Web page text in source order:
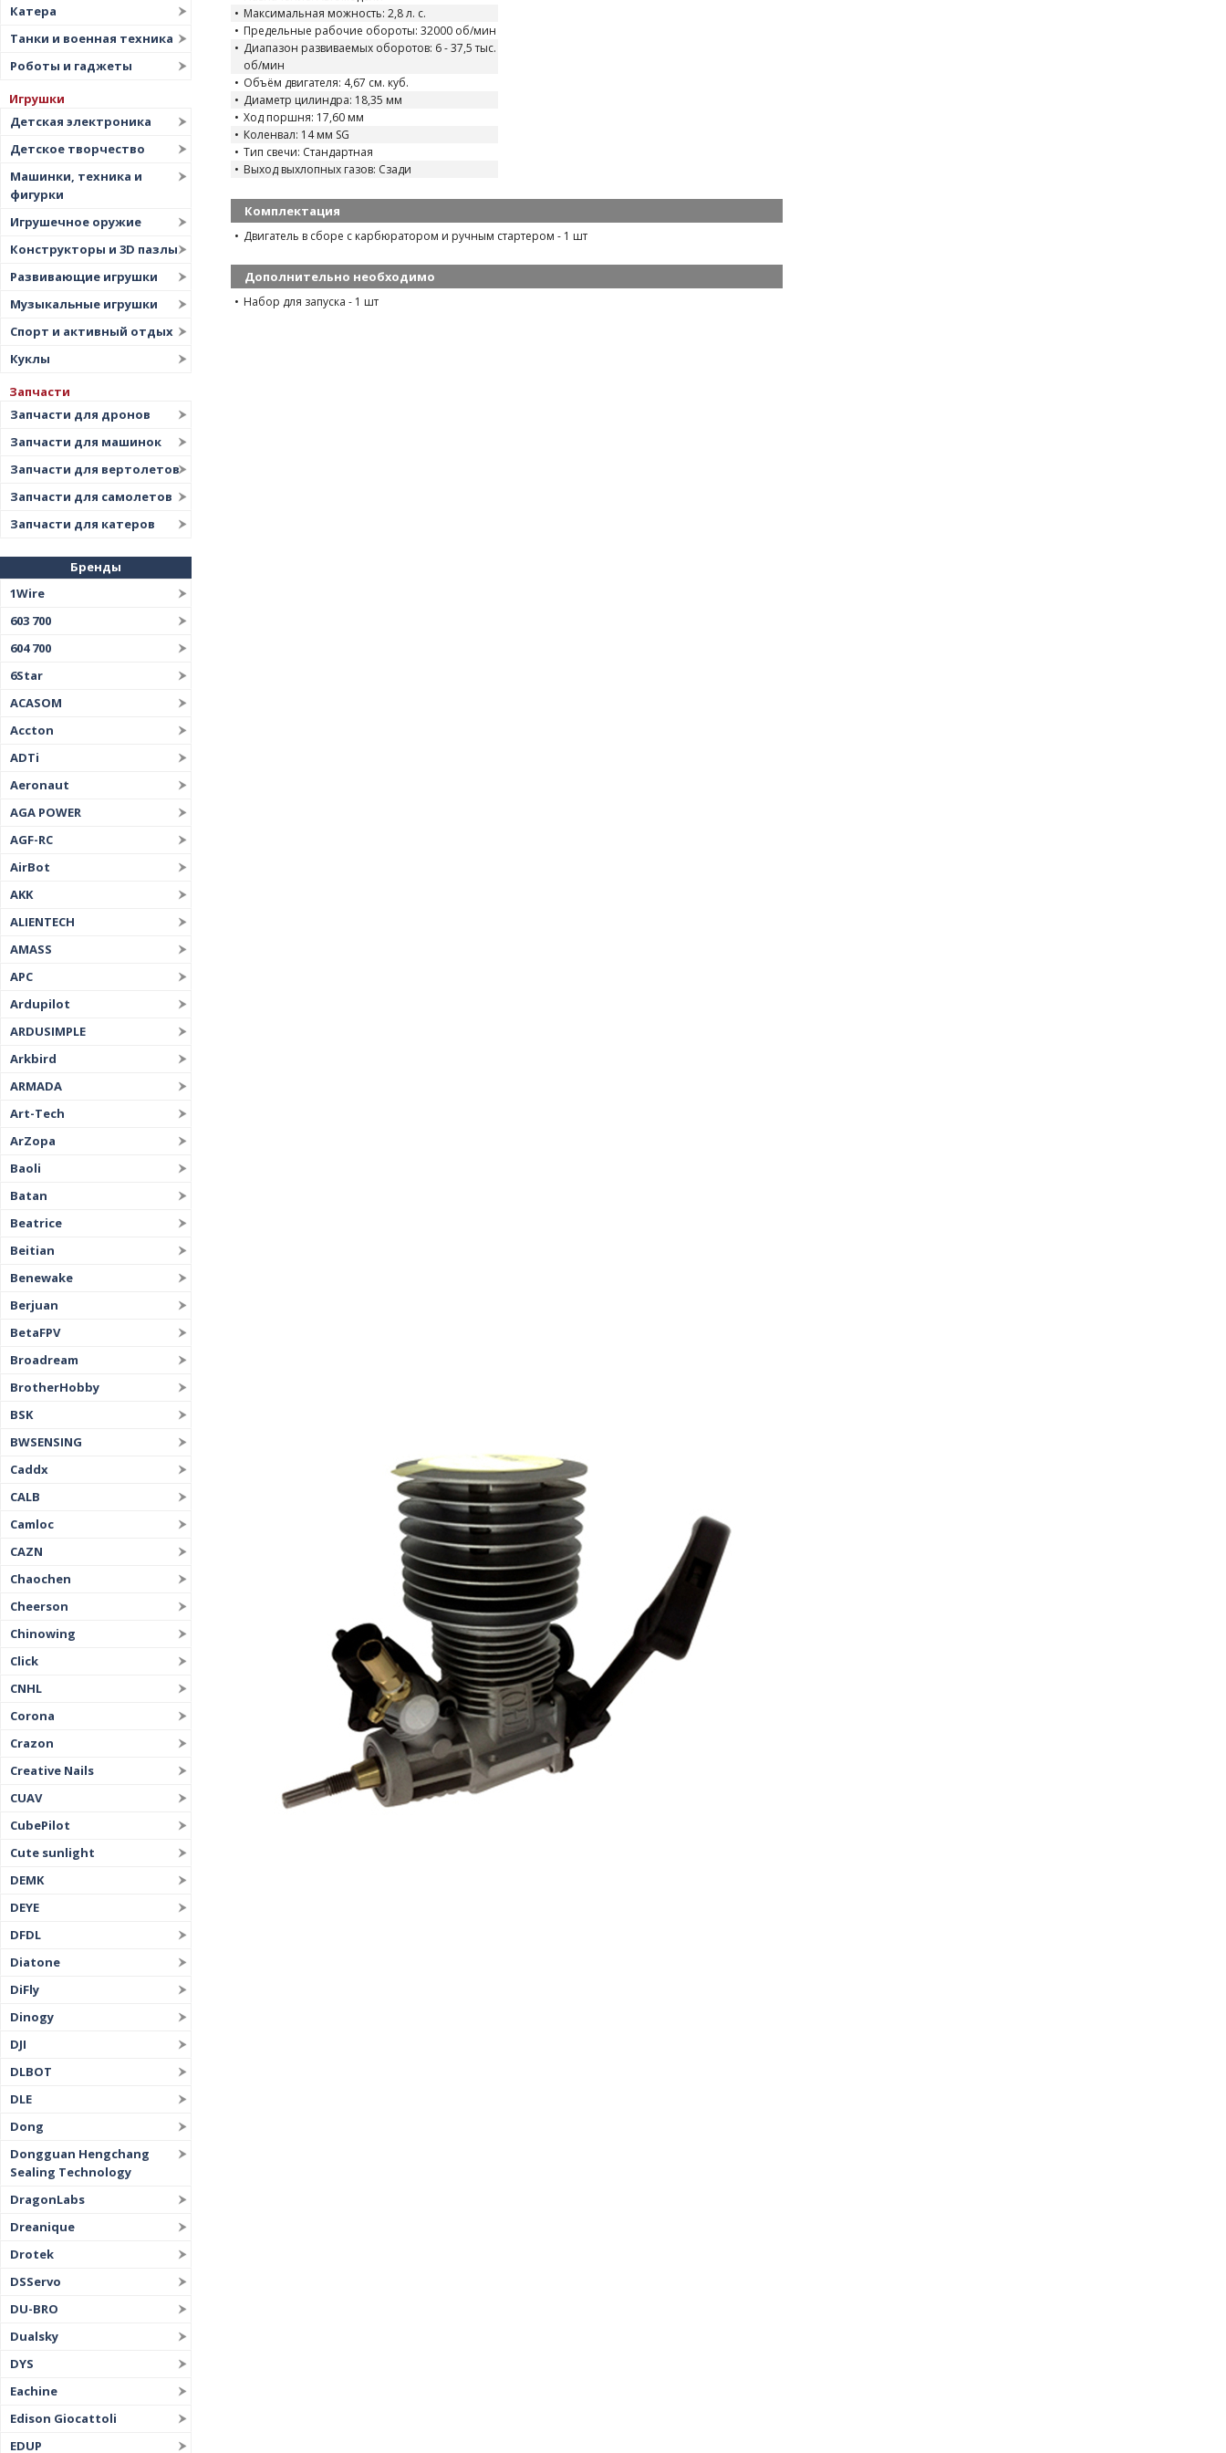
Катера
Танки и военная техника
Роботы и гаджеты
Игрушки
Детская электроника
Детское творчество
Машинки, техника и
фигурки
Игрушечное оружие
Конструкторы и 3D пазлы
Развивающие игрушки
Музыкальные игрушки
Спорт и активный отдых
Куклы
Запчасти
Запчасти для дронов
Запчасти для машинок
Запчасти для вертолетов
Запчасти для самолетов
Запчасти для катеров
Бренды
1Wire
603 700
604 700
6Star
ACASOM
Accton
ADTi
Aeronaut
AGA POWER
AGF-RC
AirBot
AKK
ALIENTECH
AMASS
APC
Ardupilot
ARDUSIMPLE
Arkbird
ARMADA
Art-Tech
ArZopa
Baoli
Batan
Beatrice
Beitian
Benewake
Berjuan
BetaFPV
Broadream
BrotherHobby
BSK
BWSENSING
Caddx
CALB
Camloc
CAZN
Chaochen
Cheerson
Chinowing
Click
CNHL
Corona
Crazon
Creative Nails
CUAV
CubePilot
Cute sunlight
DEMK
DEYE
DFDL
Diatone
DiFly
Dinogy
DJI
DLBOT
DLE
Dong
Dongguan Hengchang
Sealing Technology
DragonLabs
Dreanique
Drotek
DSServo
DU-BRO
Dualsky
DYS
Eachine
Edison Giocattoli
EDUP
Максимальная можность: 2,8 л. с.
Предельные рабочие обороты: 32000 об/мин
Диапазон развиваемых оборотов: 6 - 37,5 тыс.
об/мин
Объём двигателя: 4,67 см. куб.
Диаметр цилиндра: 18,35 мм
Ход поршня: 17,60 мм
Коленвал: 14 мм SG
Тип свечи: Стандартная
Выход выхлопных газов: Сзади
Комплектация
Двигатель в сборе с карбюратором и ручным стартером - 1 шт
Дополнительно необходимо
Набор для запуска - 1 шт